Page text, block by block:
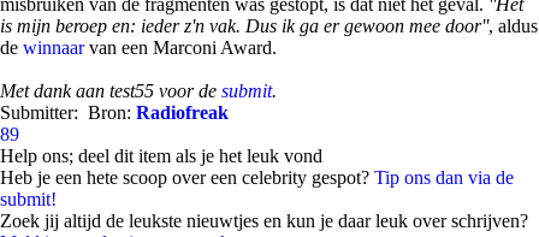
misbruiken van de fragmenten was gestopt, is dat niet het geval. ''Het
is mijn beroep en: ieder z'n vak. Dus ik ga er gewoon mee door'', aldus
de winnaarvan een Marconi Award.
Met dank aan test55 voor de submit.
Submitter: Bron: Radiofreak
89
Help ons; deel dit item als je het leuk vond
Heb je een hete scoop over een celebrity gespot? Tip ons dan via de
submit!
Zoek jij altijd de leukste nieuwtjes en kun je daar leuk over schrijven?